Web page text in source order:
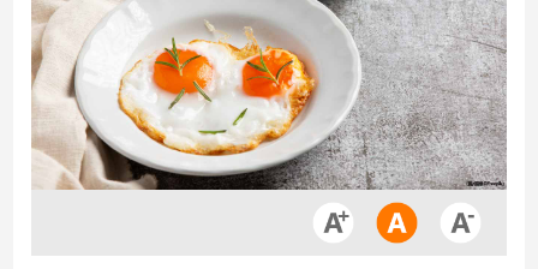
市
房
地
產
品